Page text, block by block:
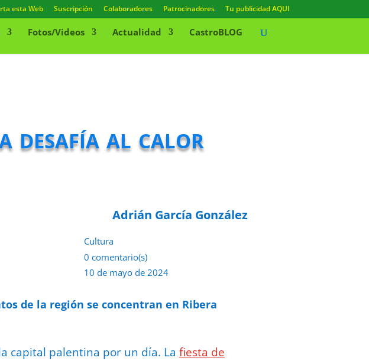
esta Web Suscripción Colaboradores Patrocinadores Tu publicidad AQUI
Fotos/Videos Actualidad CastroBLOG
desafía al calor
Adrián García González
Cultura
0 comentario(s)
10 de mayo de 2024
de la región se concentran en Ribera
capital palentina por un día. La fiesta de